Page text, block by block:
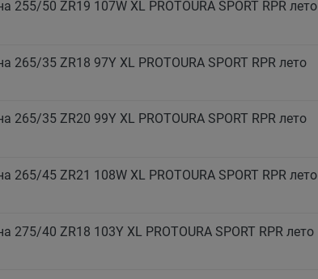
255/50 ZR19 107W XL PROTOURA SPORT RPR лето
265/35 ZR18 97Y XL PROTOURA SPORT RPR лето
265/35 ZR20 99Y XL PROTOURA SPORT RPR лето
265/45 ZR21 108W XL PROTOURA SPORT RPR лето
275/40 ZR18 103Y XL PROTOURA SPORT RPR лето